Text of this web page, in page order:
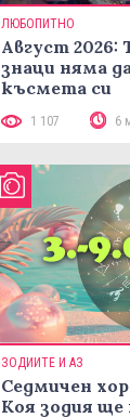
ЛЮБОПИТНО
Август 2026:
знаци няма
късмета си
1 107 6
ЗОДИИТЕ И АЗ
Седмичен
Коя зодия ще